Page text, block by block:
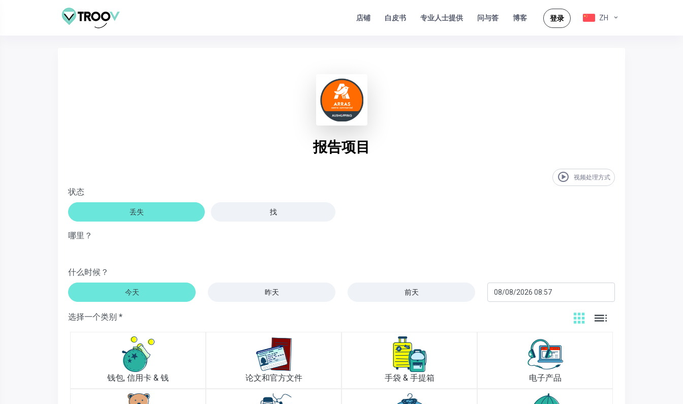
店铺 白皮书 专业人士提供 问与答 博客 登录 ZH
报告项目
视频处理方式
状态
丢失 找
哪里？
什么时候？
今天 昨天 前天
选择一个类别 *
钱包, 信用卡 & 钱 论文和官方文件 手袋 & 手提箱 电子产品